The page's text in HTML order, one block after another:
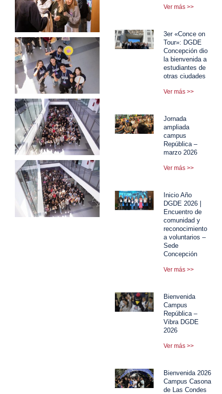
Ver más >>
3er «Conce on
Tour»: DGDE
Concepción dio
la bienvenida a
estudiantes de
otras ciudades
Ver más >>
Jornada
ampliada
campus
República –
marzo 2026
Ver más >>
Inicio Año
DGDE 2026 |
Encuentro de
comunidad y
reconocimiento
a voluntarios –
Sede
Concepción
Ver más >>
Bienvenida
Campus
República –
Vibra DGDE
2026
Ver más >>
Bienvenida 2026
Campus Casona
de Las Condes